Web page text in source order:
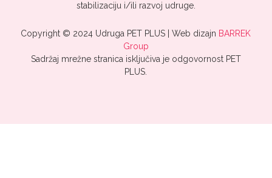
stabilizaciju i/ili razvoj udruge.
Copyright © 2024 Udruga PET PLUS | Web dizajn BARREK
Group
Sadržaj mrežne stranica isključiva je odgovornost PET
PLUS.